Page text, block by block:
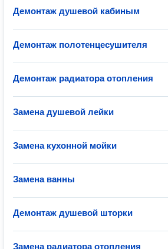
Демонтаж душевой кабиным
Демонтаж полотенцесушителя
Демонтаж радиатора отопления
Замена душевой лейки
Замена кухонной мойки
Замена ванны
Демонтаж душевой шторки
Замена радиатора отопления